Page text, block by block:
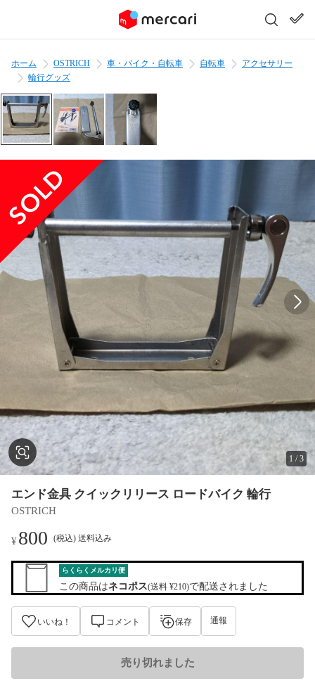
ホーム OSTRICH 車・バイク・自転車 自転車
アクセサリー
輪行グッズ
1 /3
エンド金具 クイックリリース ロードバイク 輪行
OSTRICH
¥800 (税込) 送料込み
らくらくメルカリ便
この商品はネコポス(送料 ¥210)で配送されました
いいね！ コメント 保存 通報
売り切れました